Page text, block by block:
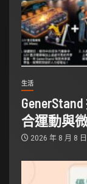
生活
合運動與
2026 年 8 月 8 日